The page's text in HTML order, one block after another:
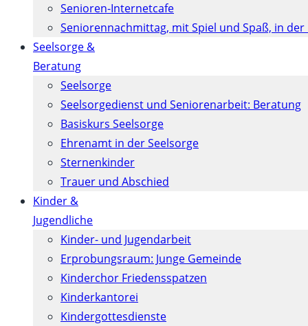
Senioren-Internetcafe
Seniorennachmittag, mit Spiel und Spaß, in
Seelsorge &
Beratung
Seelsorge
Seelsorgedienst und Seniorenarbeit: Beratung
Basiskurs Seelsorge
Ehrenamt in der Seelsorge
Sternenkinder
Trauer und Abschied
Kinder &
Jugendliche
Kinder- und Jugendarbeit
Erprobungsraum: Junge Gemeinde
Kinderchor Friedensspatzen
Kinderkantorei
Kindergottesdienste